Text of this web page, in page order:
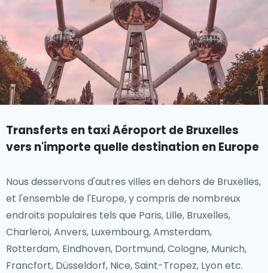
Transferts en taxi Aéroport de Bruxelles
vers n'importe quelle destination en Europe
Nous desservons d'autres villes en dehors de Bruxelles,
et l'ensemble de l'Europe, y compris de nombreux
endroits populaires tels que Paris, Lille, Bruxelles,
Charleroi, Anvers, Luxembourg, Amsterdam,
Rotterdam, Eindhoven, Dortmund, Cologne, Munich,
Francfort, Düsseldorf, Nice, Saint-Tropez, Lyon etc.